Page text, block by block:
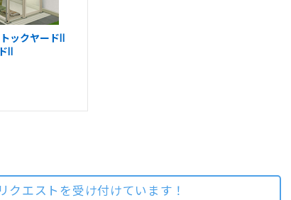
ックヤードⅡ
Ⅱ
クエストを受け付けています！